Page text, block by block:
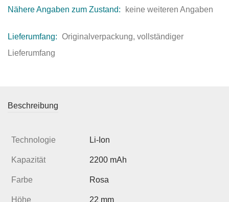
Nähere Angaben zum Zustand: keine weiteren Angaben
Lieferumfang: Originalverpackung, vollständiger
Lieferumfang
Beschreibung
Technologie Li-Ion
Kapazität 2200 mAh
Farbe Rosa
Höhe 22 mm